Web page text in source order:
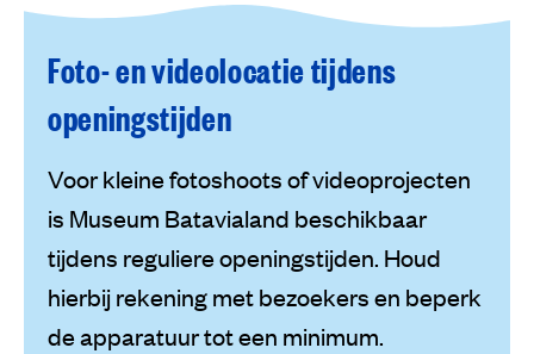
Foto- en videolocatie tijdens
openingstijden
Voor kleine fotoshoots of videoprojecten
is Museum Batavialand beschikbaar
tijdens reguliere openingstijden. Houd
hierbij rekening met bezoekers en beperk
de apparatuur tot een minimum.